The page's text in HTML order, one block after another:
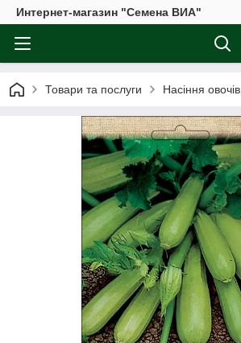
Интернет-магазин "Семена ВИА"
Товари та послуги Насіння овочів